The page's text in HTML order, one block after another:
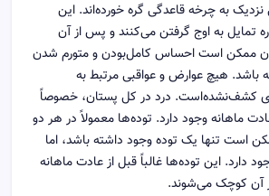
نزدیک به چرخه قاعدگی گره خورده‌اند. این
تمایل به اوج گرفتن می‌کنند و پس از آن
ممکن است احساس کامل‌بودن و متورم شدن
باشد. هیچ عوارض و عواقبی مرتبط به
کشف‌نشده‌است. درد در کل پستان، خصوصاً
ماهانه وجود دارد. توده‌ها معمولاً در هر دو
است تنها یک توده وجود داشته باشد، اما
دارد. این توده‌ها غالباً قبل از عادت ماهانه
آن کوچک می‌شوند.